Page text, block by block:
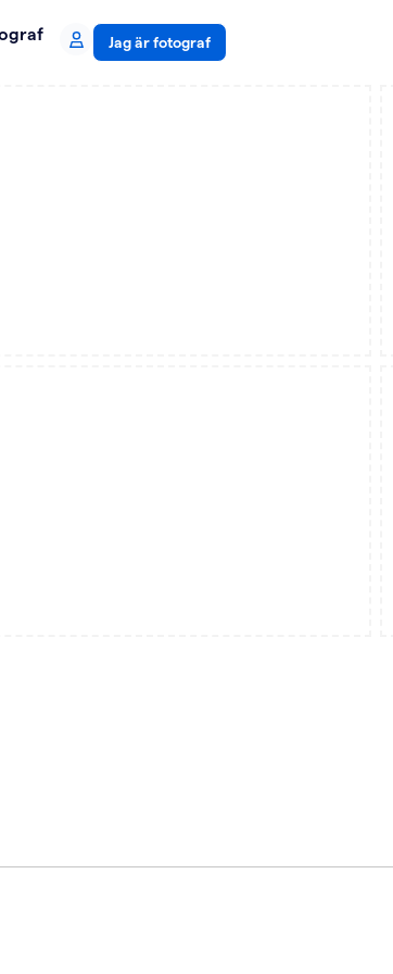
Jag är fotograf